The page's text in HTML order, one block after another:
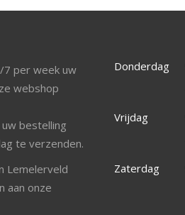
7 per week uw
webshop
bestelling
te verzenden.
Lemelerveld
aan onze
Donderdag
Vrijdag
Zaterdag